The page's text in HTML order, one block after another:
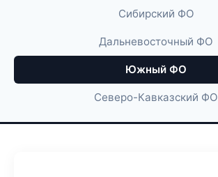
Сибирский ФО
Дальневосточный ФО
Южный ФО
Северо-Кавказский ФО